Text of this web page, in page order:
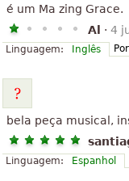
é um Ma zing Grace.
Al
· 4
Linguagem: Inglês
bela peça musical,
Linguagem: Espanhol